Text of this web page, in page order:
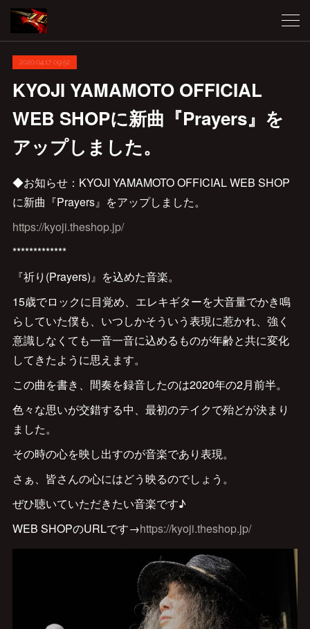
2020.04.17 09:52
KYOJI YAMAMOTO OFFICIAL
WEB SHOPに新曲『Prayers』を
アップしました。
◆お知らせ：KYOJI YAMAMOTO OFFICIAL WEB SHOP
に新曲『Prayers』をアップしました。
https://kyoji.theshop.jp/
*************
『祈り(Prayers)』を込めた音楽。
15歳でロックに目覚め、エレキギターを大音量でかき鳴
らしていた僕も、いつしかそういう表現に惹かれ、強く
意識しなくても一音一音に込めるものが年齢と共に変化
してきたように思えます。
この曲を書き、間奏を録音したのは2020年の2月前半。
色々な思いが交錯する中、最初のテイクで殆どが決まり
ました。
その時の心を映し出すのが音楽であり表現。
さぁ、皆さんの心にはどう映るのでしょう。
ぜひ聴いていただきたい音楽です♪
WEB SHOPのURLです→https://kyoji.theshop.jp/